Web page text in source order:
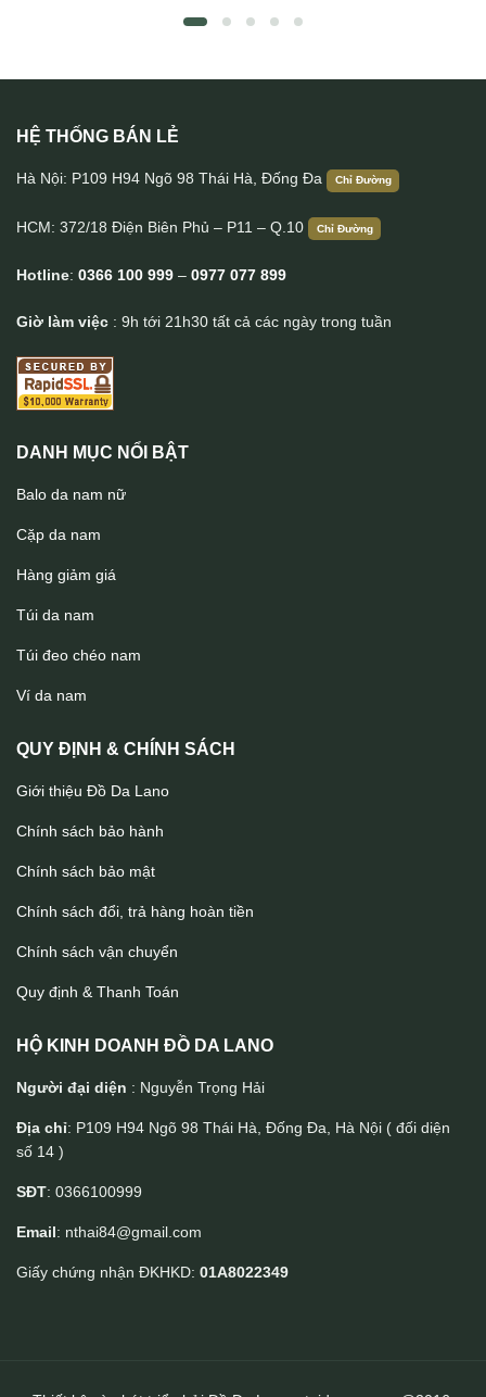
Túi trống du lịch da bò cao cấp tiện lợi LANO TT31
Túi trống du lịch da bò cao cấp tiện lợi LANO TT31
HỆ THỐNG BÁN LẺ
Hà Nội: P109 H94 Ngõ 98 Thái Hà, Đống Đa Chỉ Đường
HCM: 372/18 Điện Biên Phủ – P11 – Q.10 Chỉ Đường
Hotline: 0366 100 999 – 0977 077 899
Giờ làm việc : 9h tới 21h30 tất cả các ngày trong tuần
DANH MỤC NỔI BẬT
Balo da nam nữ
Cặp da nam
Hàng giảm giá
Túi da nam
Túi đeo chéo nam
Ví da nam
QUY ĐỊNH & CHÍNH SÁCH
Giới thiệu Đồ Da Lano
Chính sách bảo hành
Chính sách bảo mật
Chính sách đổi, trả hàng hoàn tiền
Chính sách vận chuyển
Quy định & Thanh Toán
HỘ KINH DOANH ĐỒ DA LANO
Người đại diện : Nguyễn Trọng Hải
Địa chỉ: P109 H94 Ngõ 98 Thái Hà, Đống Đa, Hà Nội ( đối diện
số 14 )
SĐT: 0366100999
Email: nthai84@gmail.com
Giấy chứng nhận ĐKHKD: 01A8022349